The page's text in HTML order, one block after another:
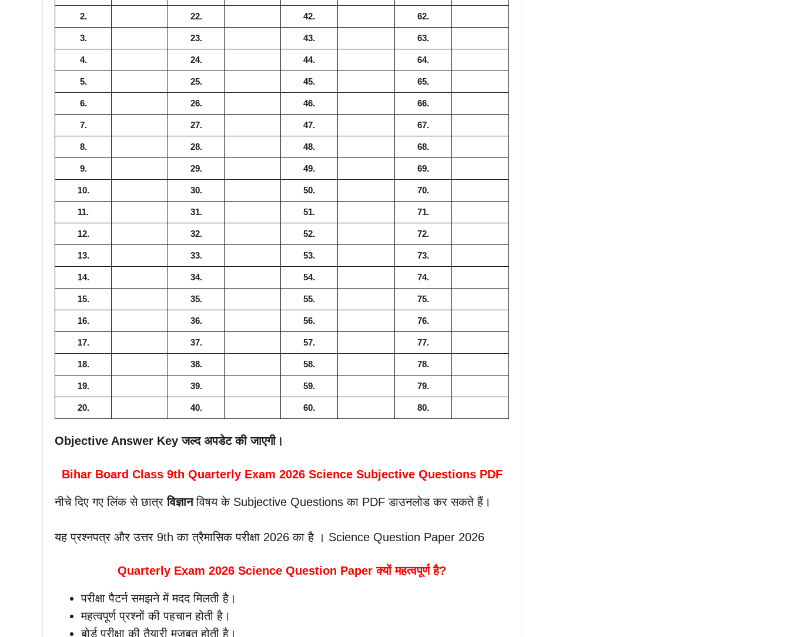
2. 22. 42. 62.
3. 23. 43. 63.
4. 24. 44. 64.
5. 25. 45. 65.
6. 26. 46. 66.
7. 27. 47. 67.
8. 28. 48. 68.
9. 29. 49. 69.
10. 30. 50. 70.
11. 31. 51. 71.
12. 32. 52. 72.
13. 33. 53. 73.
14. 34. 54. 74.
15. 35. 55. 75.
16. 36. 56. 76.
17. 37. 57. 77.
18. 38. 58. 78.
19. 39. 59. 79.
20. 40. 60. 80.
Objective Answer Key जल्द अपडेट की जाएगी।
Bihar Board Class 9th Quarterly Exam 2026 Science Subjective Questions PDF
नीचे दिए गए लिंक से छात्रविज्ञानविषय के Subjective Questions का PDF डाउनलोड कर सकते हैं।
यह प्रश्नपत्र और उत्तर 9th का त्रैमासिक परीक्षा 2026 का है । Science Question Paper 2026
Quarterly Exam 2026 Science Question Paper क्यों महत्वपूर्ण है?
परीक्षा पैटर्न समझने में मदद मिलती है।
महत्वपूर्ण प्रश्नों की पहचान होती है।
बोर्ड परीक्षा की तैयारी मजबूत होती है।